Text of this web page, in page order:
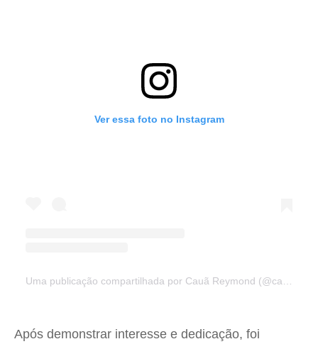
Ver essa foto no Instagram
Uma publicação compartilhada por Cauã Reymond (@cauareymond)
Após demonstrar interesse e dedicação, foi